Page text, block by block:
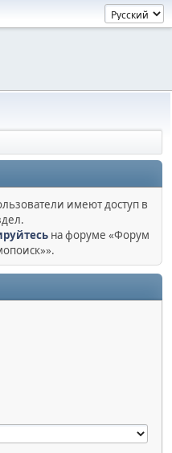
имеют доступ в
на форуме «Форум